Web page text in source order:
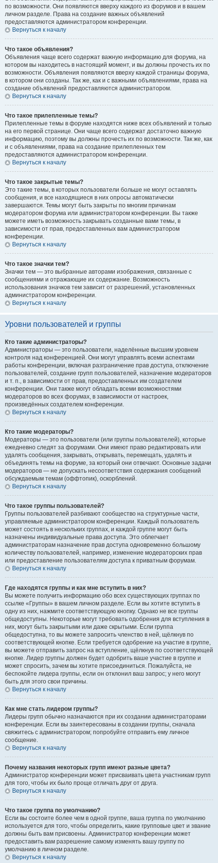
по возможности. Они появляются вверху каждого из форумов и в вашем
личном разделе. Права на создание важных объявлений
предоставляются администратором конференции.
Вернуться к началу
Что такое объявления?
Объявления чаще всего содержат важную информацию для форума, на
котором вы находитесь в настоящий момент, и вы должны прочесть их по
возможности. Объявления появляются вверху каждой страницы форума,
в котором они созданы. Так же, как и с важными объявлениями, права на
создание объявлений предоставляются администратором.
Вернуться к началу
Что такое прилепленные темы?
Прилепленные темы в форуме находятся ниже всех объявлений и только
на его первой странице. Они чаще всего содержат достаточно важную
информацию, поэтому вы должны прочесть их по возможности. Так же, как
и с объявлениями, права на создание прилепленных тем
предоставляются администратором конференции.
Вернуться к началу
Что такое закрытые темы?
Это такие темы, в которых пользователи больше не могут оставлять
сообщения, и все находящиеся в них опросы автоматически
завершаются. Темы могут быть закрыты по многим причинам
модератором форума или администратором конференции. Вы также
можете иметь возможность закрывать созданные вами темы, в
зависимости от прав, предоставленных вам администратором
конференции.
Вернуться к началу
Что такое значки тем?
Значки тем — это выбранные авторами изображения, связанные с
сообщениями и отражающие их содержание. Возможность
использования значков тем зависит от разрешений, установленных
администратором конференции.
Вернуться к началу
Уровни пользователей и группы
Кто такие администраторы?
Администраторы — это пользователи, наделённые высшим уровнем
контроля над конференцией. Они могут управлять всеми аспектами
работы конференции, включая разграничение прав доступа, отключение
пользователей, создание групп пользователей, назначение модераторов
и т. п., в зависимости от прав, предоставленных им создателем
конференции. Они также могут обладать всеми возможностями
модераторов во всех форумах, в зависимости от настроек,
произведённых создателем конференции.
Вернуться к началу
Кто такие модераторы?
Модераторы — это пользователи (или группы пользователей), которые
ежедневно следят за форумами. Они имеют право редактировать или
удалять сообщения, закрывать, открывать, перемещать, удалять и
объединять темы на форуме, за который они отвечают. Основные задачи
модераторов — не допускать несоответствия содержания сообщений
обсуждаемым темам (оффтопик), оскорблений.
Вернуться к началу
Что такое группы пользователей?
Группы пользователей разбивают сообщество на структурные части,
управляемые администратором конференции. Каждый пользователь
может состоять в нескольких группах, и каждой группе могут быть
назначены индивидуальные права доступа. Это облегчает
администраторам назначение прав доступа одновременно большому
количеству пользователей, например, изменение модераторских прав
или предоставление пользователям доступа к приватным форумам.
Вернуться к началу
Где находятся группы и как мне вступить в них?
Вы можете получить информацию обо всех существующих группах по
ссылке «Группы» в вашем личном разделе. Если вы хотите вступить в
одну из них, нажмите соответствующую кнопку. Однако не все группы
общедоступны. Некоторые могут требовать одобрения для вступления в
них, могут быть закрытыми или даже скрытыми. Если группа
общедоступна, то вы можете запросить членство в ней, щёлкнув по
соответствующей кнопке. Если требуется одобрение на участие в группе,
вы можете отправить запрос на вступление, щёлкнув по соответствующей
кнопке. Лидер группы должен будет одобрить ваше участие в группе и
может спросить, зачем вы хотите присоединиться. Пожалуйста, не
беспокойте лидера группы, если он отклонил ваш запрос; у него могут
быть для этого свои причины.
Вернуться к началу
Как мне стать лидером группы?
Лидеры групп обычно назначаются при их создании администраторами
конференции. Если вы заинтересованы в создании группы, сначала
свяжитесь с администратором; попробуйте отправить ему личное
сообщение.
Вернуться к началу
Почему названия некоторых групп имеют разные цвета?
Администратор конференции может присваивать цвета участникам групп
для того, чтобы их было проще отличать друг от друга.
Вернуться к началу
Что такое группа по умолчанию?
Если вы состоите более чем в одной группе, ваша группа по умолчанию
используется для того, чтобы определить, какие групповые цвет и звание
должны быть вам присвоены. Администратор конференции может
предоставить вам разрешение самому изменять вашу группу по
умолчанию в личном разделе.
Вернуться к началу